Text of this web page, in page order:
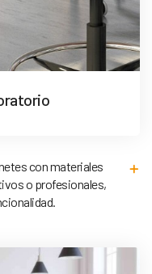
con materiales
o profesionales,